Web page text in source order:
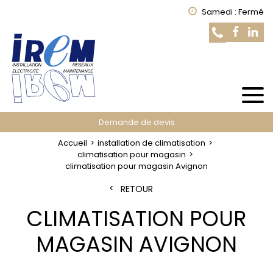
Samedi : Fermé
Demande de devis
Accueil
installation de climatisation
climatisation pour magasin
climatisation pour magasin Avignon
RETOUR
CLIMATISATION POUR
MAGASIN AVIGNON